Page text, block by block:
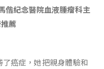
偕紀念醫院血液腫瘤科主
薦
癌症，她把親身體驗和